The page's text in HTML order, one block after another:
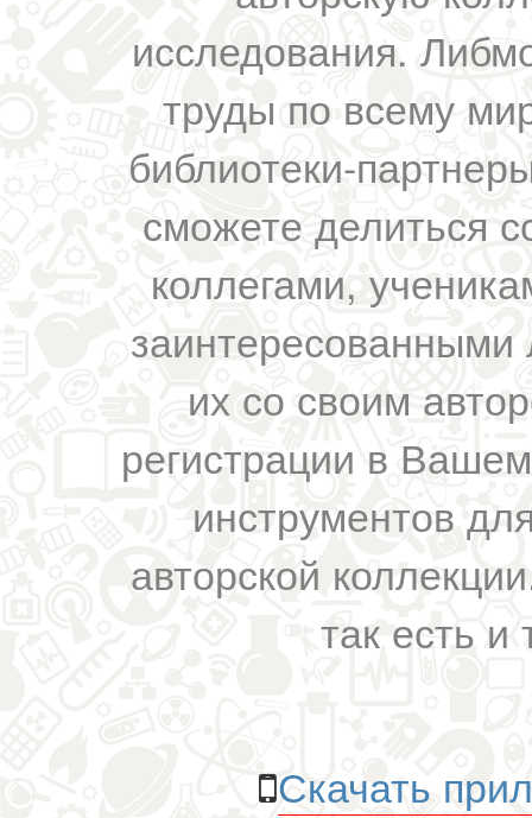
исследования.
труды по всему
библиотеки-
сможете делиться
коллегами,
их со своим
регистрации в
инструментов
авторской
так есть и
Скачать